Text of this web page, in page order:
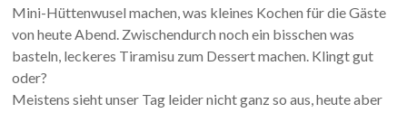
Mini-Hüttenwusel machen, was kleines Kochen für die Gäste
von heute Abend. Zwischendurch noch ein bisschen was
basteln, leckeres Tiramisu zum Dessert machen. Klingt gut
oder?
Meistens sieht unser Tag leider nicht ganz so aus, heute aber